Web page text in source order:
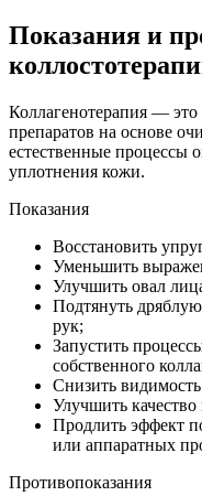
Показания и
Коллагенотерапия —
препаратов на основе
естественные процессы
уплотнения кожи.
Показания
Восстановить
Уменьшить
Улучшить овал
Подтянуть
рук;
Запустить
собственного
Снизить
Улучшить качество
Продлить эффект
или аппаратных
Противопоказания